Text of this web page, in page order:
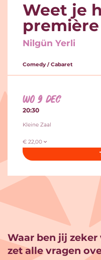
Weet je
première
Nilgün Yerli
Comedy / Cabaret
wo 9 dec
20:30
Kleine Zaal
€ 22,00
Waar ben jij
zet alle vragen